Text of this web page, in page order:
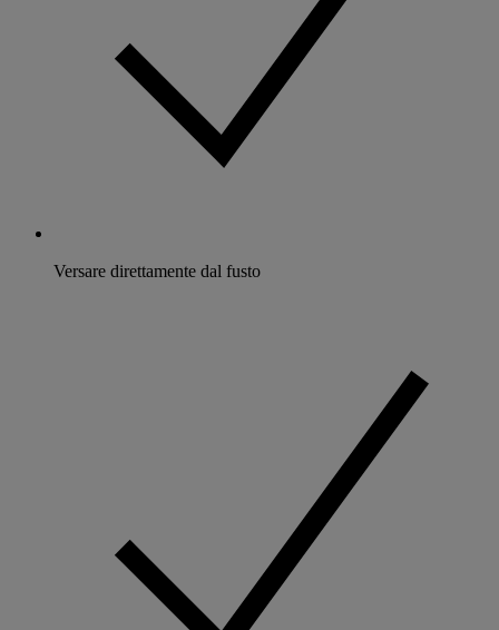
Versare direttamente dal fusto